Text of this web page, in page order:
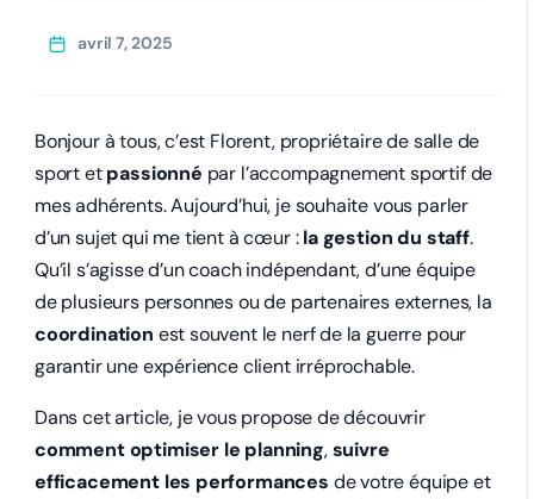
avril 7, 2025
Bonjour à tous, c’est Florent, propriétaire de salle de
sport etpassionné par l’accompagnement sportif de
mes adhérents. Aujourd’hui, je souhaite vous parler
d’un sujet qui me tient à cœur :la gestion du staff.
Qu’il s’agisse d’un coach indépendant, d’une équipe
de plusieurs personnes ou de partenaires externes, la
coordination est souvent le nerf de la guerre pour
garantir une expérience client irréprochable.
Dans cet article, je vous propose de découvrir
comment optimiser le planning,suivre
efficacement les performances de votre équipe et